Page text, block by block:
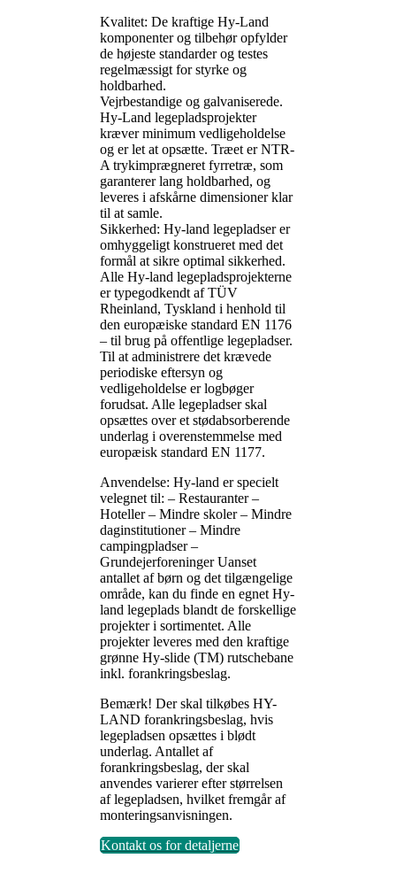
Kvalitet: De kraftige Hy-Land
komponenter og tilbehør opfylder
de højeste standarder og testes
regelmæssigt for styrke og
holdbarhed.
Vejrbestandige og galvaniserede.
Hy-Land legepladsprojekter
kræver minimum vedligeholdelse
og er let at opsætte. Træet er NTR-
A trykimprægneret fyrretræ, som
garanterer lang holdbarhed, og
leveres i afskårne dimensioner klar
til at samle.
Sikkerhed: Hy-land legepladser er
omhyggeligt konstrueret med det
formål at sikre optimal sikkerhed.
Alle Hy-land legepladsprojekterne
er typegodkendt af TÜV
Rheinland, Tyskland i henhold til
den europæiske standard EN 1176
– til brug på offentlige legepladser.
Til at administrere det krævede
periodiske eftersyn og
vedligeholdelse er logbøger
forudsat. Alle legepladser skal
opsættes over et stødabsorberende
underlag i overenstemmelse med
europæisk standard EN 1177.
Anvendelse: Hy-land er specielt
velegnet til: – Restauranter –
Hoteller – Mindre skoler – Mindre
daginstitutioner – Mindre
campingpladser –
Grundejerforeninger Uanset
antallet af børn og det tilgængelige
område, kan du finde en egnet Hy-
land legeplads blandt de forskellige
projekter i sortimentet. Alle
projekter leveres med den kraftige
grønne Hy-slide (TM) rutschebane
inkl. forankringsbeslag.
Bemærk! Der skal tilkøbes HY-
LAND forankringsbeslag, hvis
legepladsen opsættes i blødt
underlag. Antallet af
forankringsbeslag, der skal
anvendes varierer efter størrelsen
af legepladsen, hvilket fremgår af
monteringsanvisningen.
Kontakt os for detaljerne